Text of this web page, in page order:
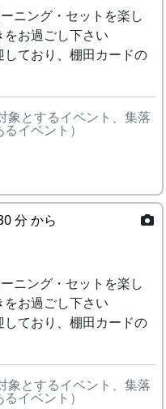
機」「自己アピー
アンケートを書類
指導を受けて低農薬
き、収穫した米は
きる。
う。
み、仲良くする。
るため、美化活動
2回の草刈り、刈
分でやること(田
普段の水管理、消
、もみすりなどは
ニング・セットを楽し
お過ごし下さい
ており、棚田カードの
象とするイベント、集落
イベント）
分 から
ニング・セットを楽し
お過ごし下さい
ており、棚田カードの
象とするイベント、集落
イベント）